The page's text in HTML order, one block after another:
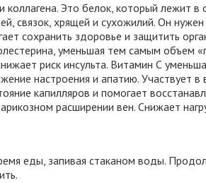
коллагена. Это белок, который лежит
связок, хрящей и сухожилий. Он
сохранить здоровье и защитить
уменьшая тем самым объем
риск инсульта. Витамин С
настроения и апатию. Участвует
капилляров и помогает
расширении вен. Снижает
еды, запивая стаканом воды.